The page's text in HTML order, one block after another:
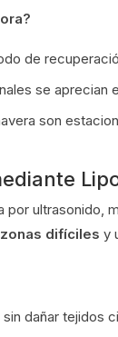
de
se aprecian
son
por ultrasonido,
difíciles y
sin dañar tejidos